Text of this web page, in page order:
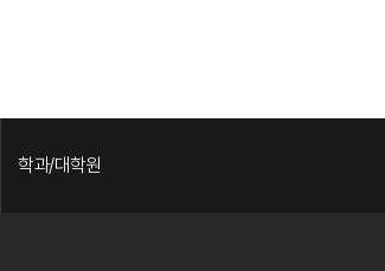
학과/대학원